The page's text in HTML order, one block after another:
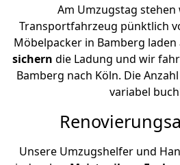
Am Umzugstag
Transportfahrzeug pünktlich
Möbelpacker in Bamberg
sichern die Ladung und wir
Bamberg nach Köln. Die
variabel
Unsere Umzugshelfer und